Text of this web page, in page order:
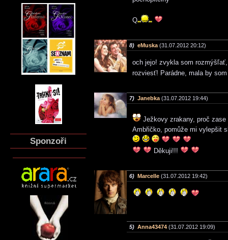
Sponzoři
Q
8) eMuska (31.07.2012 20:12)
och jejo! zvykla som
rozviesť! Parádne, mala by
7) Janebka (31.07.2012 19:44)
Ježkovy zrakany, proč
Ambřičko, pomůže mi vylepšit
Děkuji!!!
6) Marcelle (31.07.2012 19:42)
5) Anna43474 (31.07.2012 19:09)